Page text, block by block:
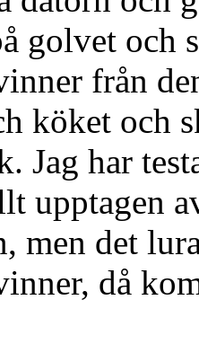
golvet och
från
köket och
Jag har
upptagen
men det
då